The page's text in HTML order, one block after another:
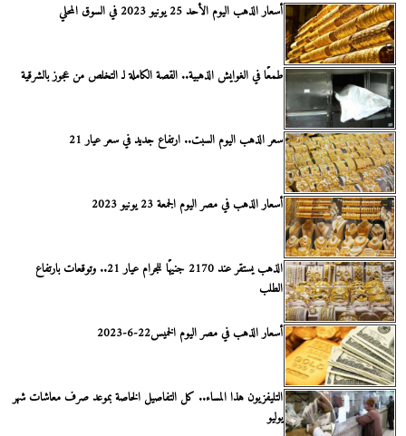
أسعار الذهب اليوم الأحد 25 يونيو 2023 في السوق المحلي
طمعًا في الغوايش الذهبية.. القصة الكاملة لـ التخلص من عجوز بالشرقية
سعر الذهب اليوم السبت.. ارتفاع جديد في سعر عيار 21
أسعار الذهب في مصر اليوم الجمعة 23 يونيو 2023
الذهب يستقر عند 2170 جنيهًا للجرام عيار 21.. وتوقعات بارتفاع
الطلب
أسعار الذهب في مصر اليوم الخميس22-6-2023
التليفزيون هذا المساء.. كل التفاصيل الخاصة بموعد صرف معاشات شهر
يوليو